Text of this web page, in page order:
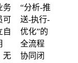
务
可
自
无
“分析-推
送-执行-
优化”的
全流程
协同闭